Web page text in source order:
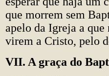
que morrem sem
apelo da Igreja a que
virem a Cristo, pelo
VII. A graça do